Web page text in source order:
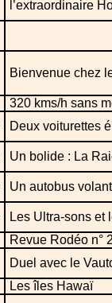
l’extraordinaire
Bienvenue chez
320 kms/h sans
Deux voiturettes
Un bolide : La
Un autobus volant
Les Ultra-sons et
Revue Rodéo n°
Duel avec le
Les îles Hawaï